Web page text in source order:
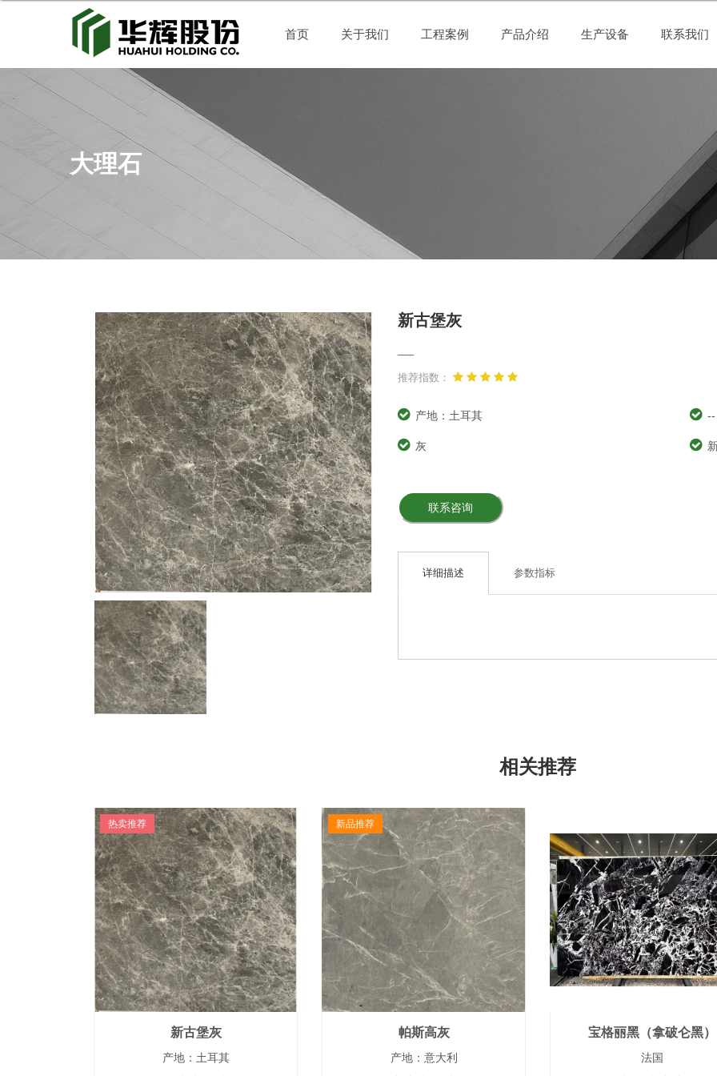
首页 关于我们 工程案例 产品介绍 生产设备 联系我们
大理石
新古堡灰
推荐指数：
产地：土耳其
灰
--
联系咨询
详细描述 参数指标
相关推荐
热卖推荐
新古堡灰
产地：土耳其
新品推荐
帕斯高灰
产地：意大利
宝格丽黑（拿破仑黑）
法国